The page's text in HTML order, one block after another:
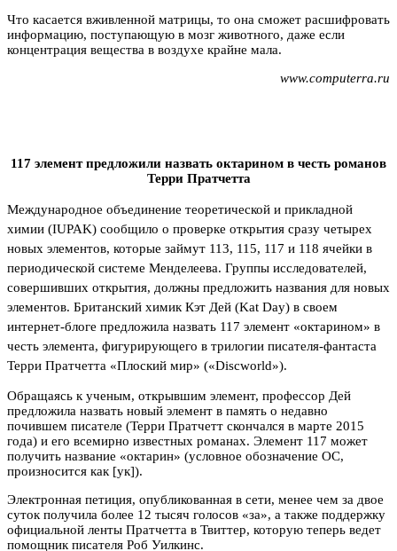
Что касается вживленной матрицы, то она сможет расшифровать
информацию, поступающую в мозг животного, даже если
концентрация вещества в воздухе крайне мала.
www.computerra.ru
117 элемент предложили назвать октарином в честь романов
Терри Пратчетта
Международное объединение теоретической и прикладной
химии (IUPAK) сообщило о проверке открытия сразу четырех
новых элементов, которые займут 113, 115, 117 и 118 ячейки в
периодической системе Менделеева. Группы исследователей,
совершивших открытия, должны предложить названия для новых
элементов. Британский химик Кэт Дей (Kat Day) в своем
интернет-блоге предложила назвать 117 элемент «октарином» в
честь элемента, фигурирующего в трилогии писателя-фантаста
Терри Пратчетта «Плоский мир» («Discworld»).
Обращаясь к ученым, открывшим элемент, профессор Дей
предложила назвать новый элемент в память о недавно
почившем писателе (Терри Пратчетт скончался в марте 2015
года) и его всемирно известных романах. Элемент 117 может
получить название «октарин» (условное обозначение OC,
произносится как [ук]).
Электронная петиция, опубликованная в сети, менее чем за двое
суток получила более 12 тысяч голосов «за», а также поддержку
официальной ленты Пратчетта в Твиттер, которую теперь ведет
помощник писателя Роб Уилкинс.